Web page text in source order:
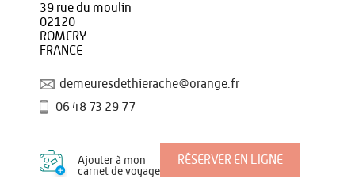
39 rue du moulin
02120
ROMERY
FRANCE
demeuresdethierache@orange.fr
06 48 73 29 77
Ajouter à mon
carnet de voyage
RÉSERVER EN LIGNE